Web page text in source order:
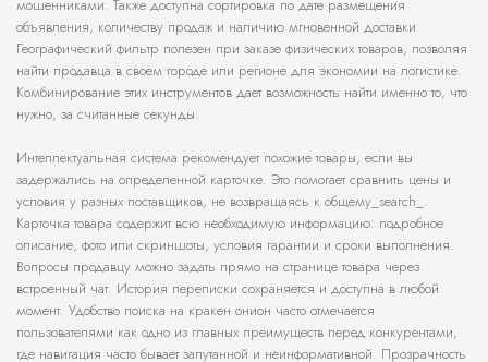
мошенниками. Также доступна сортировка по дате размещения
объявления, количеству продаж и наличию мгновенной доставки.
Географический фильтр полезен при заказе физических товаров, позволяя
найти продавца в своем городе или регионе для экономии на логистике.
Комбинирование этих инструментов дает возможность найти именно то, что
нужно, за считанные секунды.
Интеллектуальная система рекомендует похожие товары, если вы
задержались на определенной карточке. Это помогает сравнить цены и
условия у разных поставщиков, не возвращаясь к общему_search_.
Карточка товара содержит всю необходимую информацию: подробное
описание, фото или скриншоты, условия гарантии и сроки выполнения.
Вопросы продавцу можно задать прямо на странице товара через
встроенный чат. История переписки сохраняется и доступна в любой
момент. Удобство поиска на кракен онион часто отмечается
пользователями как одно из главных преимуществ перед конкурентами,
где навигация часто бывает запутанной и неинформативной. Прозрачность